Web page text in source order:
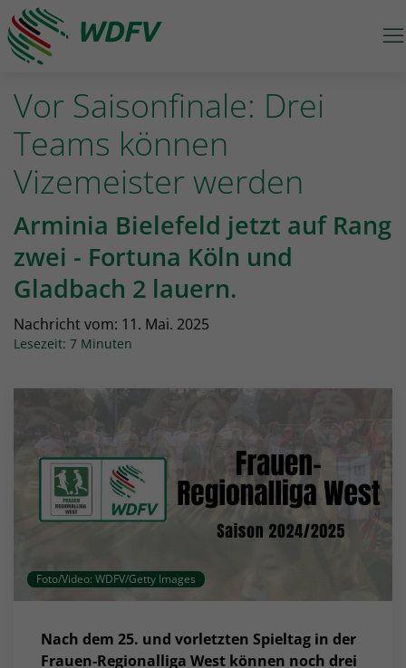
Logo: wdfv führt zur Starseite
Vor Saisonfinale: Drei
Teams können
Vizemeister werden
Arminia Bielefeld jetzt auf Rang
zwei - Fortuna Köln und
Gladbach 2 lauern.
Nachricht vom: 11. Mai. 2025
Lesezeit: 7 Minuten
Foto/Video: WDFV/Getty Images
Nach dem 25. und vorletzten Spieltag in der
Frauen-Regionalliga West können noch drei